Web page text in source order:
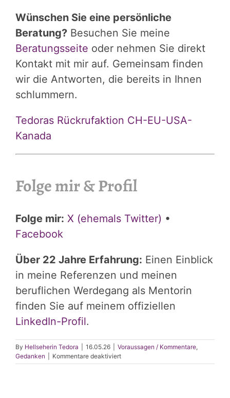
Wünschen Sie eine persönliche
Beratung? Besuchen Sie meine
Beratungsseite oder nehmen Sie direkt
Kontakt mit mir auf. Gemeinsam finden
wir die Antworten, die bereits in Ihnen
schlummern.
Tedoras Rückrufaktion CH-EU-USA-
Kanada
Folge mir & Profil
Folge mir: X (ehemals Twitter) •
Facebook
Über 22 Jahre Erfahrung: Einen Einblick
in meine Referenzen und meinen
beruflichen Werdegang als Mentorin
finden Sie auf meinem offiziellen
LinkedIn-Profil.
By Hellseherin Tedora 16.05.26 Voraussagen / Kommentare,
Gedanken
Kommentare deaktiviertfür
Digitale